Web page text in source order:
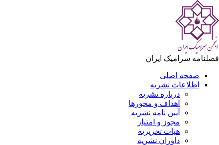
سرامیک ایران
صفحه اصلی
اطلاعات نشریه
درباره نشریه
اهداف و محورها
آیین نامه نشریه
مجوز و امتیاز
هیات تحریریه
داوران نشریه